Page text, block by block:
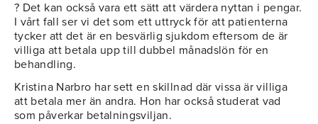
? Det kan också vara ett sätt att värdera nyttan i pengar.
I vårt fall ser vi det som ett uttryck för att patienterna
tycker att det är en besvärlig sjukdom eftersom de är
villiga att betala upp till dubbel månadslön för en
behandling.
Kristina Narbro har sett en skillnad där vissa är villiga
att betala mer än andra. Hon har också studerat vad
som påverkar betalningsviljan.